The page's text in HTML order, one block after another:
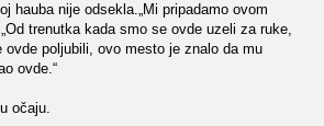
hauba nije odsekla.„Mi pripadamo ovom
trenutka kada smo se ovde uzeli za ruke,
ovde poljubili, ovo mesto je znalo da mu
ovde.“
očaju.